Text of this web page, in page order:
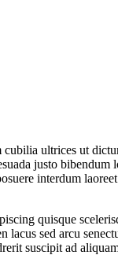
ultrices ut
justo bibendum
interdum
quisque
sed arcu
suscipit ad